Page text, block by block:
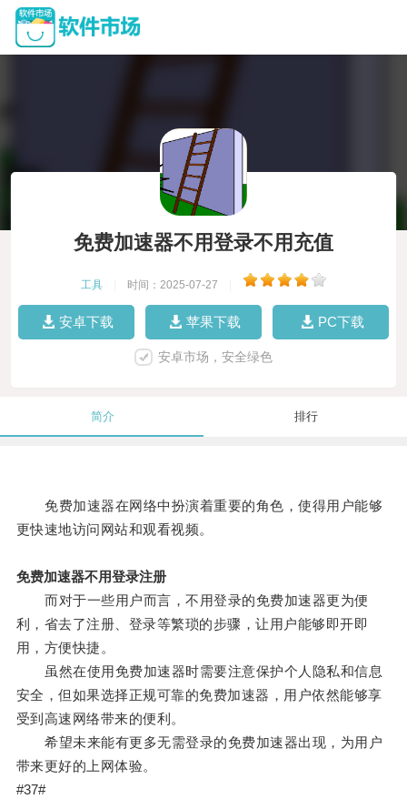
免费加速器不用登录不用充值
工具 时间：2025-07-27
安卓下载 苹果下载 PC下载
安卓市场，安全绿色
简介 排行
免费加速器在网络中扮演着重要的角色，使得用户能够
更快速地访问网站和观看视频。
免费加速器不用登录注册
而对于一些用户而言，不用登录的免费加速器更为便
利，省去了注册、登录等繁琐的步骤，让用户能够即开即
用，方便快捷。
虽然在使用免费加速器时需要注意保护个人隐私和信息
安全，但如果选择正规可靠的免费加速器，用户依然能够享
受到高速网络带来的便利。
希望未来能有更多无需登录的免费加速器出现，为用户
带来更好的上网体验。
#37#